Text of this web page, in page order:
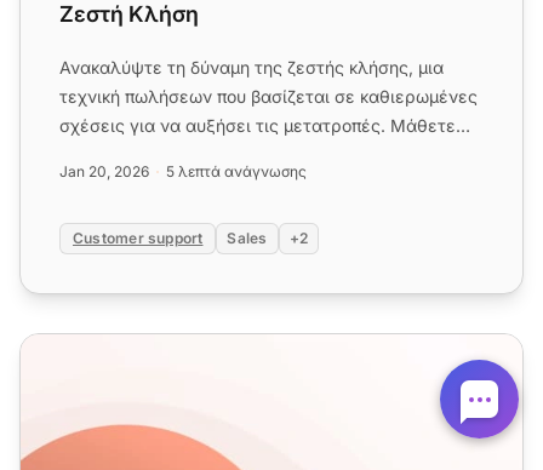
Ζεστή Κλήση
Ανακαλύψτε τη δύναμη της ζεστής κλήσης, μια
τεχνική πωλήσεων που βασίζεται σε καθιερωμένες
σχέσεις για να αυξήσει τις μετατροπές. Μάθετε
Jan 20, 2026 5 λεπτά ανάγνωσης
Customer support Sales +2
Πρότυπα Email για Ψυχρές Πωλήσεις